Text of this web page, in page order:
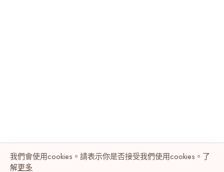
我們會使用cookies。請表示你是否接受我們使用cookies。了
解更多